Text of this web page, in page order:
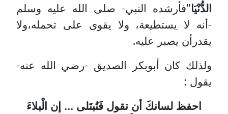
الدُّنْيَا"فأرشده النبي- صلى الله عليه وسلم
-أنه لا يستطيعة، ولا يقوى على تحمله،ولا
يقدرأن يصبر عليه.
ولذلك كان أبوبكر الصديق -رضي الله عنه-
يقول :
احفظ لسانكَ أن تقول فَتُبتَلى ... إن الْبلاءَ